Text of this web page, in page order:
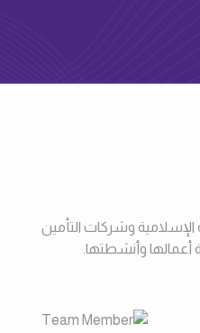
وشركات التأمين
أعمالها وأنشطتها.